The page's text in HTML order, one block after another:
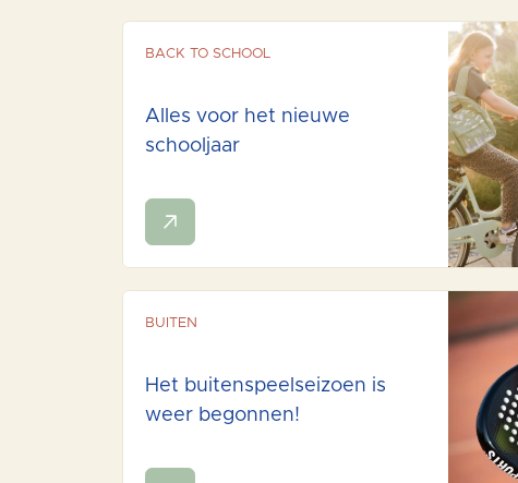
BACK TO SCHOOL
Alles voor het nieuwe
schooljaar
BUITEN
Het buitenspeelseizoen is
weer begonnen!